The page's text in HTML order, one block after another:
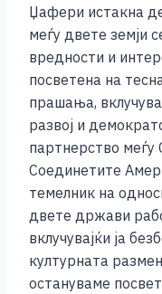
Џафери истакна
меѓу двете земји
вредности и
посветена на
прашања,
развој и
партнерство меѓу
Соединетите
темелник на
двете држави
вклучувајќи ја
културната
остануваме